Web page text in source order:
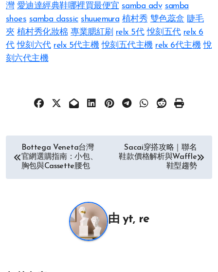
灣 愛迪達經典鞋哪裡買最便宜 samba adv samba
shoes samba classic shuuemura 植村秀 雙色蕊盒 睫毛
夾 植村秀化妝棉 專業腮紅刷 relx 5代 悅刻五代 relx 6
代 悅刻六代 relx 5代主機 悅刻五代主機 relx 6代主機 悅
刻六代主機
Bottega Veneta台灣
官網選購指南：小包、
胸包與Cassette腰包
Sacai穿搭攻略｜聯名
鞋款價格解析與Waffle
鞋型趨勢
由yt, re